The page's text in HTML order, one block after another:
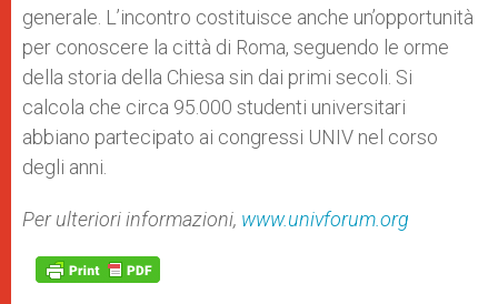
generale. L’incontro costituisce anche un’opportunità
per conoscere la città di Roma, seguendo le orme
della storia della Chiesa sin dai primi secoli. Si
calcola che circa 95.000 studenti universitari
abbiano partecipato ai congressi UNIV nel corso
degli anni.
Per ulteriori informazioni, www.univforum.org